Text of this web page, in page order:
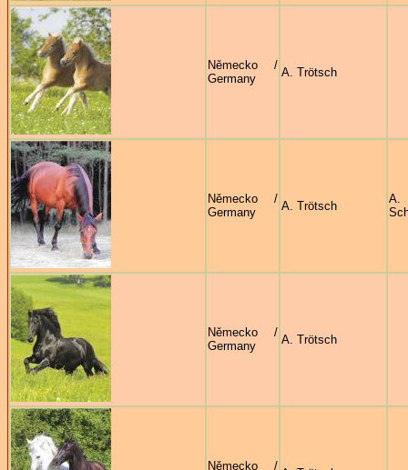
Německo /
Germany
A. Trötsch
Německo /
Germany
A. Trötsch
A.
Německo /
Germany
A. Trötsch
Německo /